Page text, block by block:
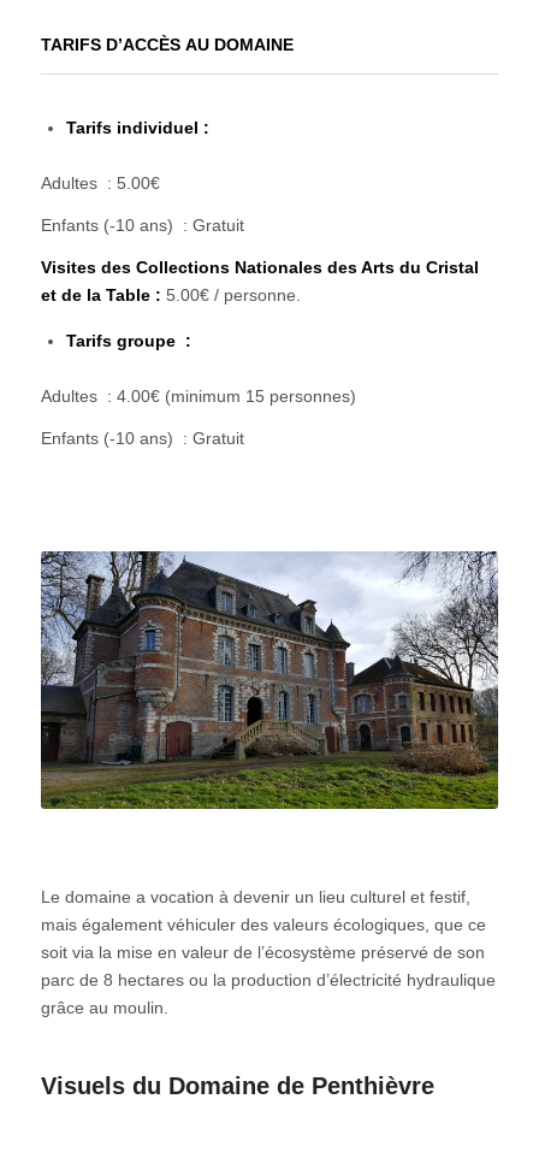
TARIFS D’ACCÈS AU DOMAINE
Tarifs individuel :
Adultes : 5.00€
Enfants (-10 ans) : Gratuit
Visites des Collections Nationales des Arts du Cristal
et de la Table : 5.00€ / personne.
Tarifs groupe :
Adultes : 4.00€ (minimum 15 personnes)
Enfants (-10 ans) : Gratuit
Le domaine a vocation à devenir un lieu culturel et festif,
mais également véhiculer des valeurs écologiques, que ce
soit via la mise en valeur de l’écosystème préservé de son
parc de 8 hectares ou la production d’électricité hydraulique
grâce au moulin.
Visuels du Domaine de Penthièvre